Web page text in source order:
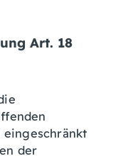
Art. 18
eingeschränkt
der